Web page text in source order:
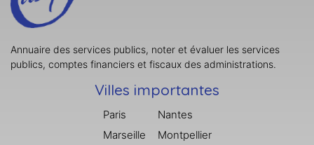
Annuaire des services publics, noter et évaluer les services
publics, comptes financiers et fiscaux des administrations.
Villes importantes
Paris
Marseille
Nantes
Montpellier